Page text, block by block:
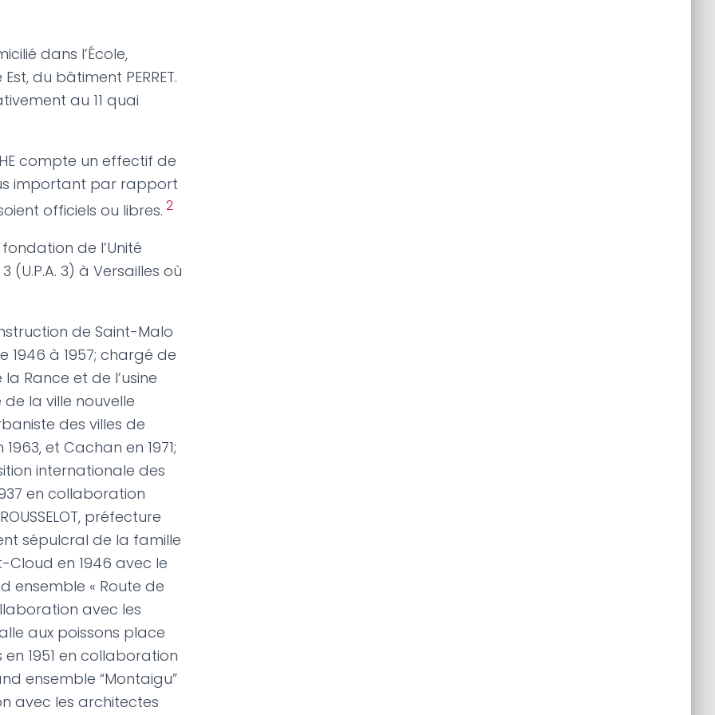
dans l’École,
du bâtiment PERRET.
au 11 quai
compte un effectif de
important par rapport
officiels ou libres. 2
fondation de l’Unité
(U.P.A. 3) à Versailles où
de Saint-Malo
1946 à 1957; chargé de
Rance et de l’usine
la ville nouvelle
des villes de
1963, et Cachan en 1971;
internationale des
en collaboration
préfecture
sépulcral de la famille
Cloud en 1946 avec le
ensemble « Route de
avec les
aux poissons place
1951 en collaboration
ensemble “Montaigu”
avec les architectes